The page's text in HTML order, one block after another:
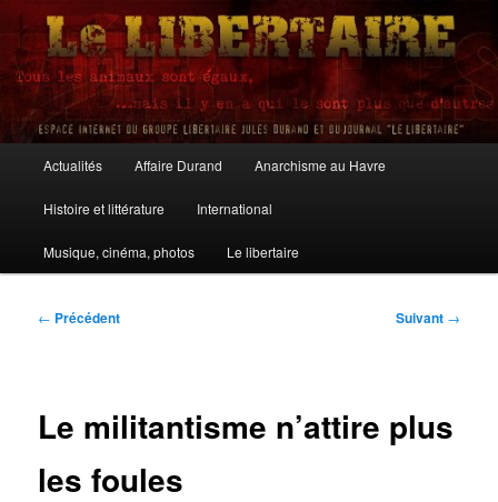
Aller
contenu
principalLe Libertaire
principal
Actualités Affaire Durand Anarchisme au Havre
Histoire et littérature International
Musique, cinéma, photos Le libertaire
Navigation
← Précédent Suivant →
Le militantisme n’attire plus
les foules